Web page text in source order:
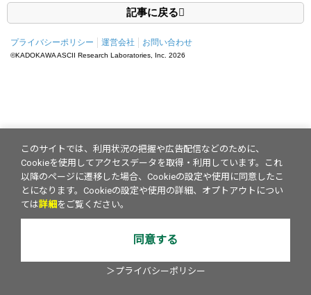
記事に戻る
プライバシーポリシー 運営会社 お問い合わせ
©KADOKAWA ASCII Research Laboratories, Inc. 2026
このサイトでは、利用状況の把握や広告配信などのために、
Cookieを使用してアクセスデータを取得・利用しています。これ
以降のページに遷移した場合、Cookieの設定や使用に同意したこ
とになります。Cookieの設定や使用の詳細、オプトアウトについ
ては詳細 をご覧ください。
同意する
＞プライバシーポリシー